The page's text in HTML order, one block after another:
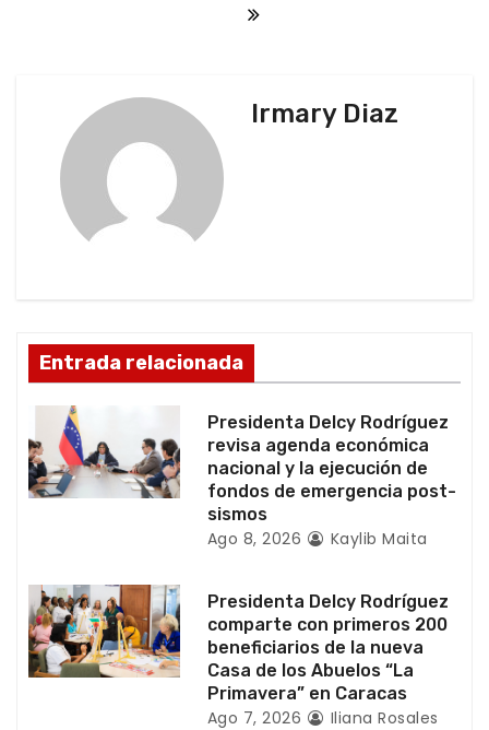
e
e
n
t
a
d
a
Irmary Diaz
Entrada relacionada
Presidenta Delcy Rodríguez
revisa agenda económica
nacional y la ejecución de
fondos de emergencia post-
sismos
Ago 8, 2026 Kaylib Maita
Presidenta Delcy Rodríguez
comparte con primeros 200
beneficiarios de la nueva
Casa de los Abuelos “La
Primavera” en Caracas
Ago 7, 2026 Iliana Rosales